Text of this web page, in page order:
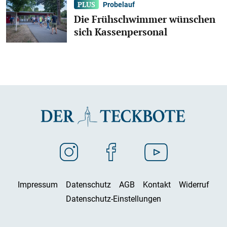
Probelauf
Die Frühschwimmer wünschen
sich Kassenpersonal
Impressum Datenschutz AGB Kontakt
Widerruf
Datenschutz-Einstellungen